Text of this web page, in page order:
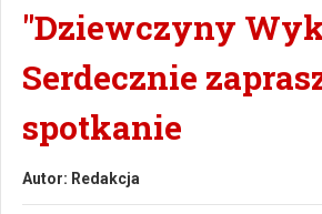
"Dziewczyny
Serdecznie
spotkanie
Autor: Redakcja